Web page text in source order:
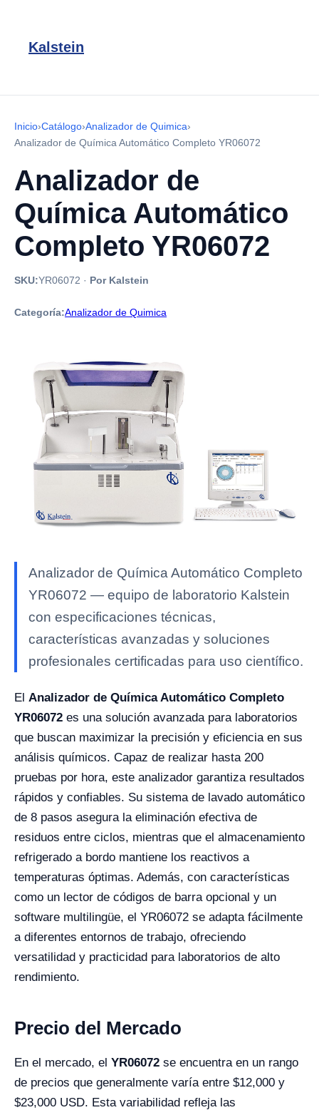
Kalstein
Inicio›Catálogo›Analizador de Quimica›
Analizador de Química Automático Completo YR06072
Analizador de
Química Automático
Completo YR06072
SKU:YR06072 · Por Kalstein
Categoría:Analizador de Quimica
Analizador de Química Automático Completo
YR06072 — equipo de laboratorio Kalstein
con especificaciones técnicas,
características avanzadas y soluciones
profesionales certificadas para uso científico.
El Analizador de Química Automático Completo
YR06072 es una solución avanzada para laboratorios
que buscan maximizar la precisión y eficiencia en sus
análisis químicos. Capaz de realizar hasta 200
pruebas por hora, este analizador garantiza resultados
rápidos y confiables. Su sistema de lavado automático
de 8 pasos asegura la eliminación efectiva de
residuos entre ciclos, mientras que el almacenamiento
refrigerado a bordo mantiene los reactivos a
temperaturas óptimas. Además, con características
como un lector de códigos de barra opcional y un
software multilingüe, el YR06072 se adapta fácilmente
a diferentes entornos de trabajo, ofreciendo
versatilidad y practicidad para laboratorios de alto
rendimiento.
Precio del Mercado
En el mercado, el YR06072 se encuentra en un rango
de precios que generalmente varía entre $12,000 y
$23,000 USD. Esta variabilidad refleja las